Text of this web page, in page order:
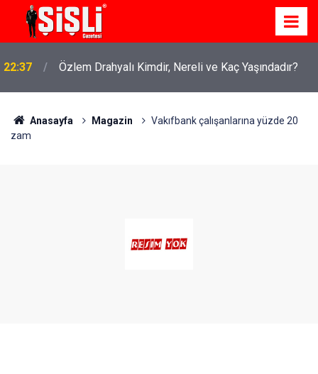
22:37 Özlem Drahyalı Kimdir, Nereli ve Kaç Yaşındadır?
Anasayfa Magazin
Vakıfbank çalışanlarına yüzde 20
zam